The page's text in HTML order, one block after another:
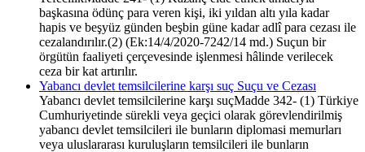
başkasına ödünç para veren kişi, iki yıldan altı yıla kadar
hapis ve beşyüz günden beşbin güne kadar adlî para cezası ile
cezalandırılır.(2) (Ek:14/4/2020-7242/14 md.) Suçun bir
örgütün faaliyeti çerçevesinde işlenmesi hâlinde verilecek
ceza bir kat artırılır.
Yabancı devlet temsilcilerine karşı suç Suçu ve Cezası
Yabancı devlet temsilcilerine karşı suçMadde 342- (1) Türkiye
Cumhuriyetinde sürekli veya geçici olarak görevlendirilmiş
yabancı devlet temsilcileri ile bunların diplomasi memurları
veya uluslararası kuruluşların temsilcileri ile bunların